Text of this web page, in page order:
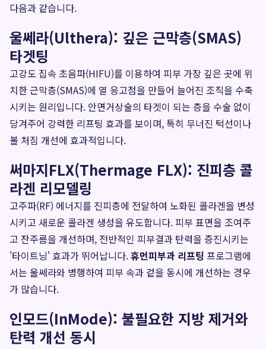
다음과 같습니다.
울쎄라(Ulthera): 깊은 근막층(SMAS)
타겟팅
고강도 집속 초음파(HIFU)를 이용하여 피부 가장 깊은 곳에 위
치한 근막층(SMAS)에 열 응고점을 만들어 늘어진 조직을 수축
시키는 원리입니다. 안면거상술의 타겟이 되는 층을 수술 없이
당겨주어 강력한 리프팅 효과를 보이며, 특히 무너진 턱선이나
볼 처짐 개선에 효과적입니다.
써마지FLX(Thermage FLX): 진피층 콜
라겐 리모델링
고주파(RF) 에너지를 진피층에 전달하여 노화된 콜라겐을 변성
시키고 새로운 콜라겐 생성을 유도합니다. 피부 표면을 조여주
고 잔주름을 개선하며, 전반적인 피부결과 탄력을 증진시키는
'타이트닝' 효과가 뛰어납니다.휴먼피부과 리프팅 프로그램에
서는 울쎄라와 병행하여 피부 속과 겉을 동시에 개선하는 경우
가 많습니다.
인모드(InMode): 불필요한 지방 제거와
탄력 개선 동시